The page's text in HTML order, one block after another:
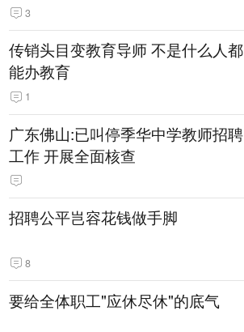
3
传销头目变教育导师 不是什么人都
能办教育
1
广东佛山:已叫停季华中学教师招聘
工作 开展全面核查
招聘公平岂容花钱做手脚
8
要给全体职工"应休尽休"的底气